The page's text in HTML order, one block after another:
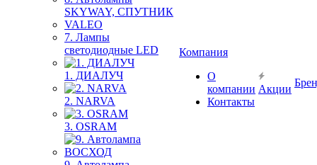
SKYWAY, СПУТНИК
VALEO
7. Лампы
светодиодные LED
1. ДИАЛУЧ
2. NARVA
3. OSRAM
Компания
О
компании
Контакты
Акции